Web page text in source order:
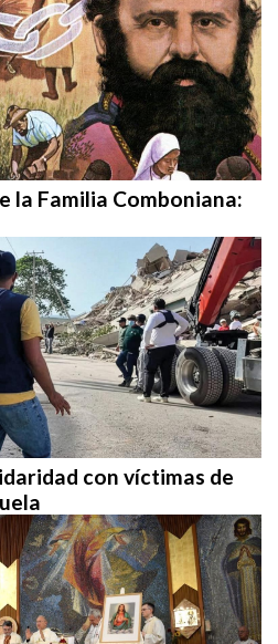
la Familia Comboniana:
con víctimas de